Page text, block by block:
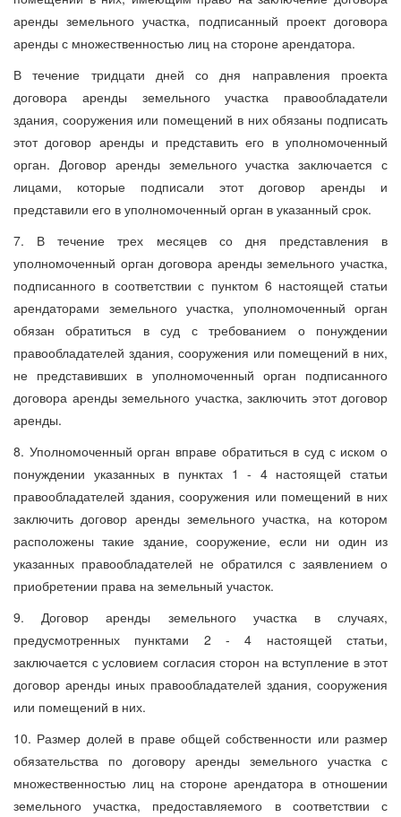
аренды земельного участка, подписанный проект договора
аренды с множественностью лиц на стороне арендатора.
В течение тридцати дней со дня направления проекта
договора аренды земельного участка правообладатели
здания, сооружения или помещений в них обязаны подписать
этот договор аренды и представить его в уполномоченный
орган. Договор аренды земельного участка заключается с
лицами, которые подписали этот договор аренды и
представили его в уполномоченный орган в указанный срок.
7. В течение трех месяцев со дня представления в
уполномоченный орган договора аренды земельного участка,
подписанного в соответствии с пунктом 6 настоящей статьи
арендаторами земельного участка, уполномоченный орган
обязан обратиться в суд с требованием о понуждении
правообладателей здания, сооружения или помещений в них,
не представивших в уполномоченный орган подписанного
договора аренды земельного участка, заключить этот договор
аренды.
8. Уполномоченный орган вправе обратиться в суд с иском о
понуждении указанных в пунктах 1 - 4 настоящей статьи
правообладателей здания, сооружения или помещений в них
заключить договор аренды земельного участка, на котором
расположены такие здание, сооружение, если ни один из
указанных правообладателей не обратился с заявлением о
приобретении права на земельный участок.
9. Договор аренды земельного участка в случаях,
предусмотренных пунктами 2 - 4 настоящей статьи,
заключается с условием согласия сторон на вступление в этот
договор аренды иных правообладателей здания, сооружения
или помещений в них.
10. Размер долей в праве общей собственности или размер
обязательства по договору аренды земельного участка с
множественностью лиц на стороне арендатора в отношении
земельного участка, предоставляемого в соответствии с